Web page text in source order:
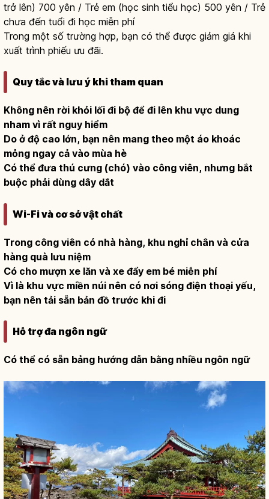
trở lên) 700 yên / Trẻ em (học sinh tiểu học) 500 yên / Trẻ
chưa đến tuổi đi học miễn phí
Trong một số trường hợp, bạn có thể được giảm giá khi
xuất trình phiếu ưu đãi.
Quy tắc và lưu ý khi tham quan
Không nên rời khỏi lối đi bộ để đi lên khu vực dung
nham vì rất nguy hiểm
Do ở độ cao lớn, bạn nên mang theo một áo khoác
mỏng ngay cả vào mùa hè
Có thể đưa thú cưng (chó) vào công viên, nhưng bắt
buộc phải dùng dây dắt
Wi-Fi và cơ sở vật chất
Trong công viên có nhà hàng, khu nghỉ chân và cửa
hàng quà lưu niệm
Có cho mượn xe lăn và xe đẩy em bé miễn phí
Vì là khu vực miền núi nên có nơi sóng điện thoại yếu,
bạn nên tải sẵn bản đồ trước khi đi
Hỗ trợ đa ngôn ngữ
Có thể có sẵn bảng hướng dẫn bằng nhiều ngôn ngữ